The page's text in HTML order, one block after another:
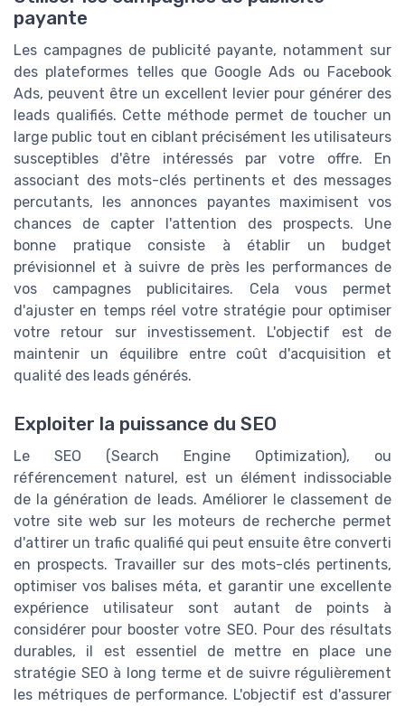
payante
Les campagnes de publicité payante, notamment sur
des plateformes telles que Google Ads ou Facebook
Ads, peuvent être un excellent levier pour générer des
leads qualifiés. Cette méthode permet de toucher un
large public tout en ciblant précisément les utilisateurs
susceptibles d'être intéressés par votre offre. En
associant des mots-clés pertinents et des messages
percutants, les annonces payantes maximisent vos
chances de capter l'attention des prospects. Une
bonne pratique consiste à établir un budget
prévisionnel et à suivre de près les performances de
vos campagnes publicitaires. Cela vous permet
d'ajuster en temps réel votre stratégie pour optimiser
votre retour sur investissement. L'objectif est de
maintenir un équilibre entre coût d'acquisition et
qualité des leads générés.
Exploiter la puissance du SEO
Le SEO (Search Engine Optimization), ou
référencement naturel, est un élément indissociable
de la génération de leads. Améliorer le classement de
votre site web sur les moteurs de recherche permet
d'attirer un trafic qualifié qui peut ensuite être converti
en prospects. Travailler sur des mots-clés pertinents,
optimiser vos balises méta, et garantir une excellente
expérience utilisateur sont autant de points à
considérer pour booster votre SEO. Pour des résultats
durables, il est essentiel de mettre en place une
stratégie SEO à long terme et de suivre régulièrement
les métriques de performance. L'objectif est d'assurer